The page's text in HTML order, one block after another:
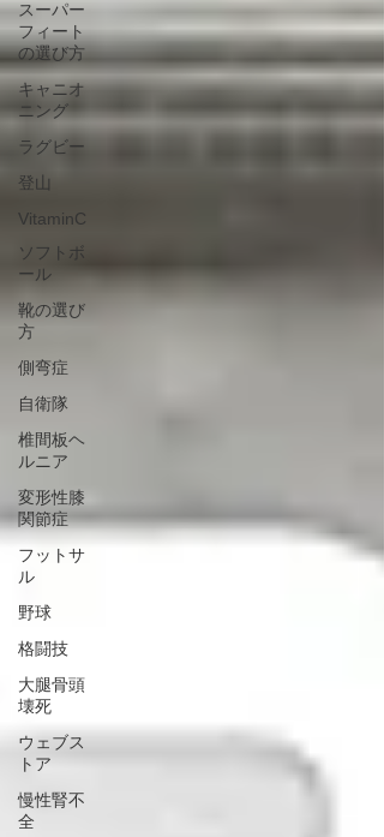
スーパー
フィート
の選び方
キャニオ
ニング
ラグビー
登山
VitaminC
ソフトボ
ール
靴の選び
方
側弯症
自衛隊
椎間板ヘ
ルニア
変形性膝
関節症
フットサ
ル
野球
格闘技
大腿骨頭
壊死
ウェブス
トア
慢性腎不
全